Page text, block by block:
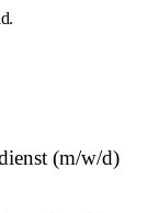
(m/w/d)